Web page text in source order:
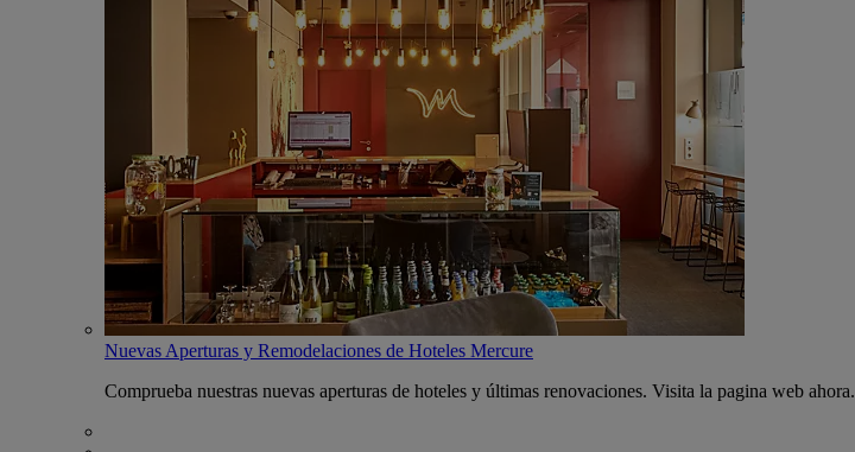
Nuevas Aperturas y Remodelaciones de Hoteles Mercure
Comprueba nuestras nuevas aperturas de hoteles y últimas renovaciones. Visita la pagina web ahora.